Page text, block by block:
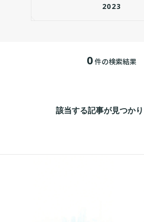
2023
0 件の検索結果
該当する記事が見つか